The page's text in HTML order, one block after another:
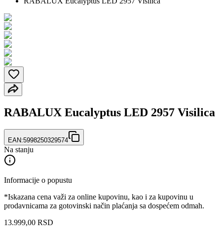
RABALUX Eucalyptus LED 2957 Visilica
EAN:5998250329574
Na stanju
Informacije o popustu
*Iskazana cena važi za online kupovinu, kao i za kupovinu u
prodavnicama za gotovinski način plaćanja sa dospećem odmah.
13.999,00 RSD